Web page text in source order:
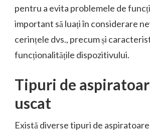
pentru a evita problemele de
important să luați în considerare
cerințele dvs., precum și
funcționalitățile dispozitivului.
Tipuri de
uscat
Există diverse tipuri de